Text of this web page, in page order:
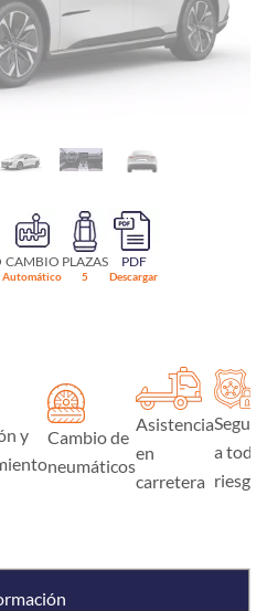
CAMBIO
Automático
PLAZAS
5
PDF
Descargar
y
Cambio de
neumáticos
Asistencia
en
carretera
Seguro
a todo
riesgo